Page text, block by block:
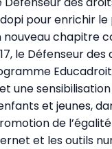
pour enrichir
nouveau chapitre
le Défenseur
une
et jeunes,
de
et les outils